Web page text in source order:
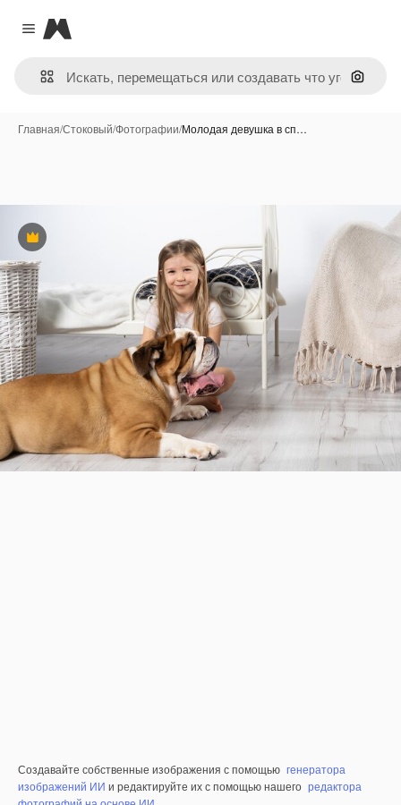
Close menu
Magnific
Поиск
Главная/Стоковый/Фотографии/Молодая девушка в сп…
Премиум
Создавайте собственные изображения с помощью генератора
изображений ИИ и редактируйте их с помощью нашего редактора